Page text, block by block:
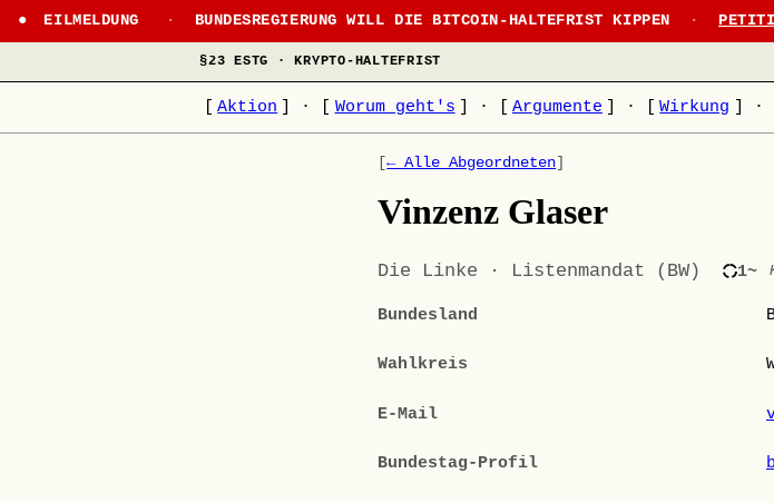
EILMELDUNG · BUNDESREGIERUNG WILL DIE BITCOIN-HALTEFRIST KIPPEN ·
§23 ESTG · KRYPTO-HALTEFRIST
Aktion · Worum geht's · Argumente · Wirkung ·
[← Alle Abgeordneten]
Vinzenz Glaser
Die Linke · Listenmandat (BW) 1~
Bundesland
Wahlkreis
E-Mail
Bundestag-Profil